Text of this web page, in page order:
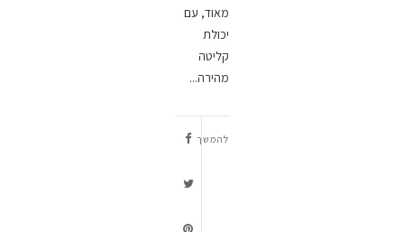
מאוד, עם
יכולת
קליטה
מהירה...
להמשך